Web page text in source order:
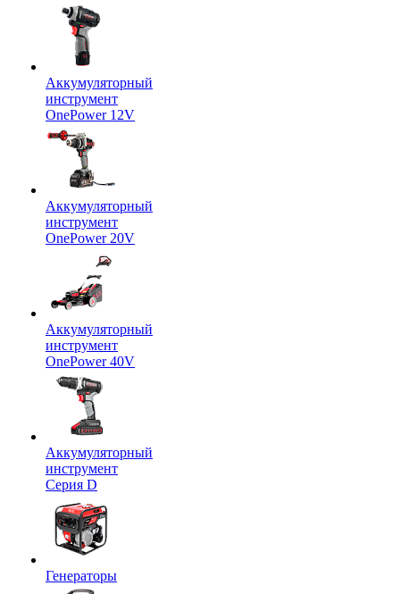
Аккумуляторный
инструмент
OnePower 12V
Аккумуляторный
инструмент
OnePower 20V
Аккумуляторный
инструмент
OnePower 40V
Аккумуляторный
инструмент
Серия D
Генераторы